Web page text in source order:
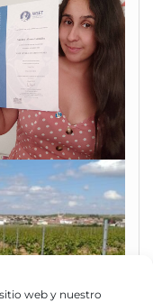
web y nuestro